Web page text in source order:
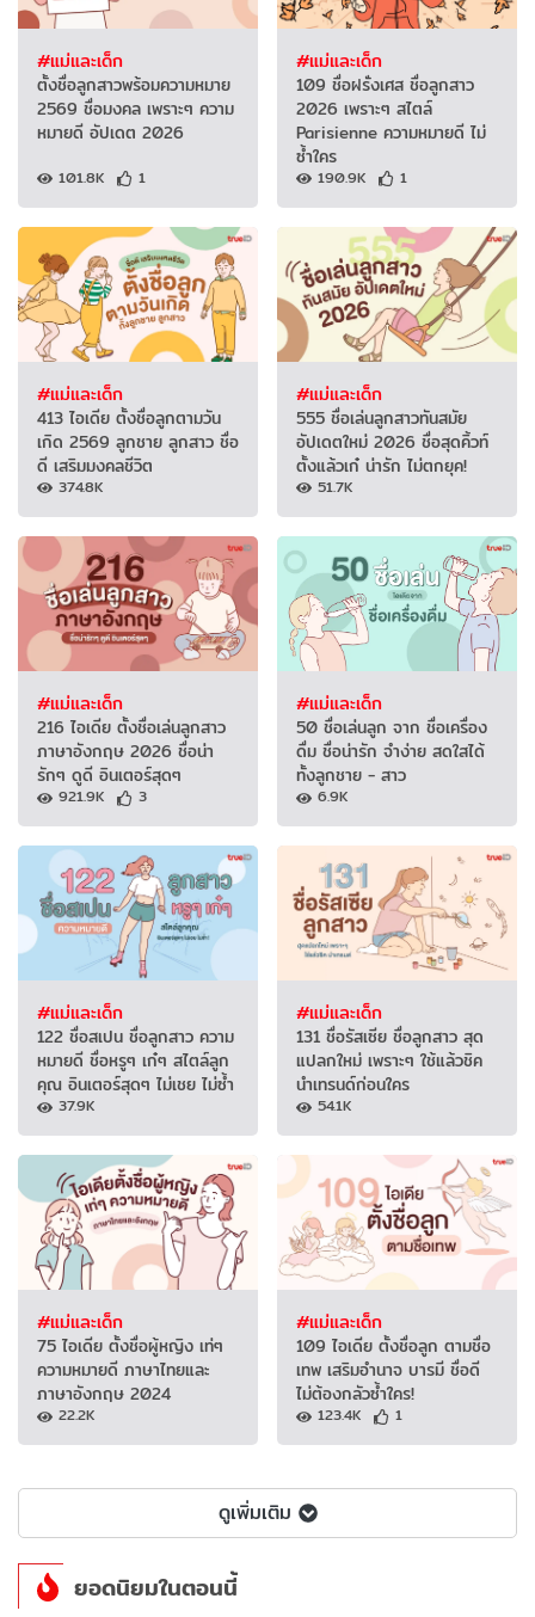
#แม่และเด็ก
ตั้งชื่อลูกสาวพร้อมความหมาย
2569 ชื่อมงคล เพราะๆ ความ
หมายดี อัปเดต 2026
101.8K 1
#แม่และเด็ก
109 ชื่อฝรั่งเศส ชื่อลูกสาว
2026 เพราะๆ สไตล์
Parisienne ความหมายดี ไม่
ซ้ำใคร
190.9K 1
#แม่และเด็ก
413 ไอเดีย ตั้งชื่อลูกตามวัน
เกิด 2569 ลูกชาย ลูกสาว ชื่อ
ดี เสริมมงคลชีวิต
374.8K
#แม่และเด็ก
555 ชื่อเล่นลูกสาวทันสมัย
อัปเดตใหม่ 2026 ชื่อสุดคิ้วท์
ตั้งแล้วเก๋ น่ารัก ไม่ตกยุค!
51.7K
#แม่และเด็ก
216 ไอเดีย ตั้งชื่อเล่นลูกสาว
ภาษาอังกฤษ 2026 ชื่อน่า
รักๆ ดูดี อินเตอร์สุดๆ
921.9K 3
#แม่และเด็ก
50 ชื่อเล่นลูก จาก ชื่อเครื่อง
ดื่ม ชื่อน่ารัก จำง่าย สดใสได้
ทั้งลูกชาย - สาว
6.9K
#แม่และเด็ก
122 ชื่อสเปน ชื่อลูกสาว ความ
หมายดี ชื่อหรูๆ เก๋ๆ สไตล์ลูก
คุณ อินเตอร์สุดๆ ไม่เชย ไม่ซ้ำ
37.9K
#แม่และเด็ก
131 ชื่อรัสเซีย ชื่อลูกสาว สุด
แปลกใหม่ เพราะๆ ใช้แล้วชิค
นำเทรนด์ก่อนใคร
54.1K
#แม่และเด็ก
75 ไอเดีย ตั้งชื่อผู้หญิง เท่ๆ
ความหมายดี ภาษาไทยและ
ภาษาอังกฤษ 2024
22.2K
#แม่และเด็ก
109 ไอเดีย ตั้งชื่อลูก ตามชื่อ
เทพ เสริมอำนาจ บารมี ชื่อดี
ไม่ต้องกลัวซ้ำใคร!
123.4K 1
ดูเพิ่มเติม
ยอดนิยมในตอนนี้